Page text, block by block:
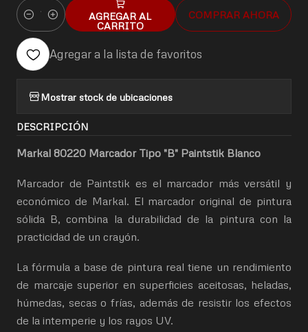
Cantidad
AGREGAR AL
CARRITO
COMPRAR AHORA
Agregar a la lista de favoritos
Mostrar stock de ubicaciones
DESCRIPCIÓN
Markal 80220 Marcador Tipo "B" Paintstik Blanco
Marcador de Paintstik es el marcador más versátil y
económico de Markal. El marcador original de pintura
sólida B, combina la durabilidad de la pintura con la
practicidad de un crayón.
La fórmula a base de pintura real tiene un rendimiento
de marcaje superior en superficies aceitosas, heladas,
húmedas, secas o frías, además de resistir los efectos
de la intemperie y los rayos UV.